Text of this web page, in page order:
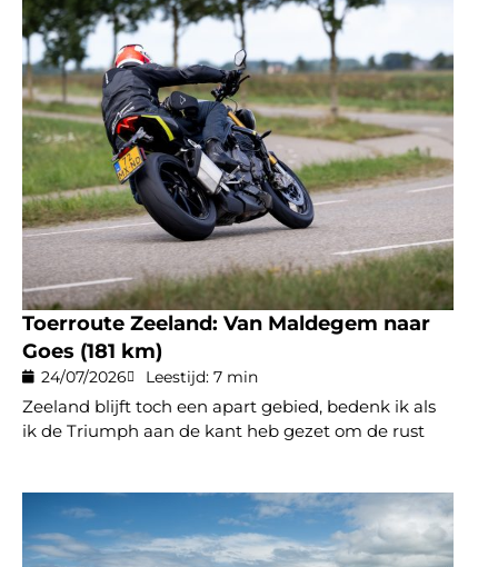
Toerroute Zeeland: Van Maldegem naar
Goes (181 km)
24/07/2026 Leestijd: 7 min
Zeeland blijft toch een apart gebied, bedenk ik als
ik de Triumph aan de kant heb gezet om de rust